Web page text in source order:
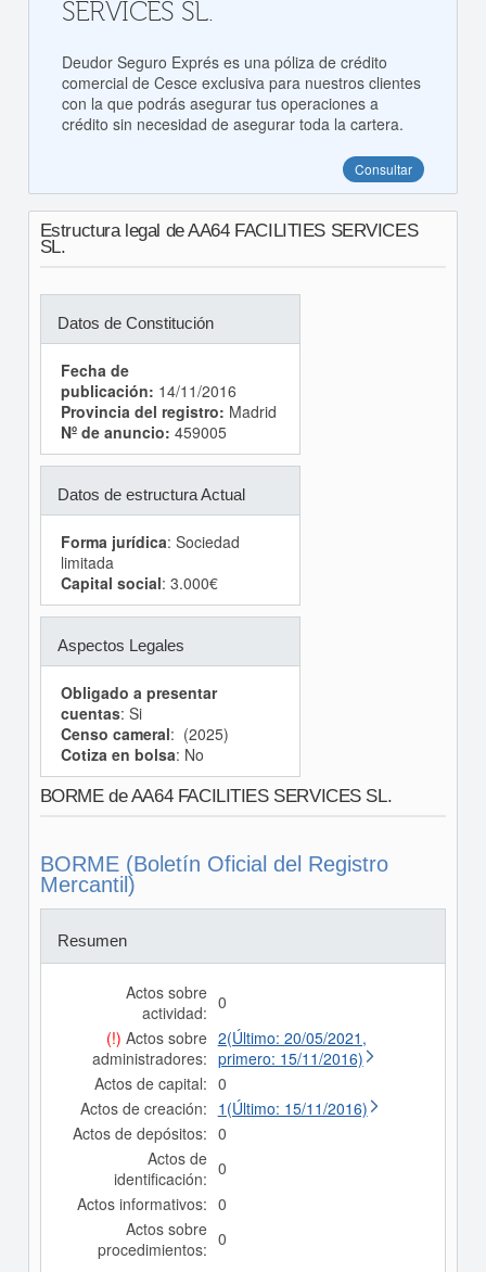
SERVICES SL.
Deudor Seguro Exprés es una póliza de crédito
comercial de Cesce exclusiva para nuestros clientes
con la que podrás asegurar tus operaciones a
crédito sin necesidad de asegurar toda la cartera.
Consultar
Estructura legal de AA64 FACILITIES SERVICES
SL.
Datos de Constitución
Fecha de
publicación: 14/11/2016
Provincia del registro: Madrid
Nº de anuncio: 459005
Datos de estructura Actual
Forma jurídica: Sociedad
limitada
Capital social: 3.000€
Aspectos Legales
Obligado a presentar
cuentas: Si
Censo cameral: (2025)
Cotiza en bolsa: No
BORME de AA64 FACILITIES SERVICES SL.
BORME (Boletín Oficial del Registro
Mercantil)
Resumen
Actos sobre
actividad: 0
(!) Actos sobre
administradores:
2(Último: 20/05/2021,
primero: 15/11/2016)
Actos de capital: 0
Actos de creación: 1(Último: 15/11/2016)
Actos de depósitos: 0
Actos de
identificación: 0
Actos informativos: 0
Actos sobre
procedimientos: 0